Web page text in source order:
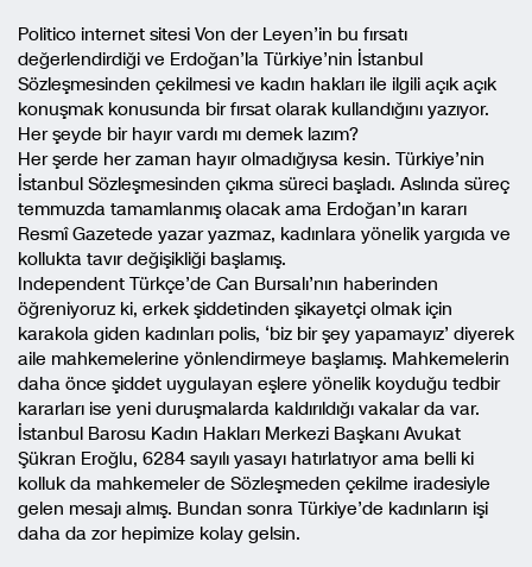
Politico internet sitesi Von der Leyen’in bu fırsatı
değerlendirdiği ve Erdoğan’la Türkiye’nin İstanbul
Sözleşmesinden çekilmesi ve kadın hakları ile ilgili açık açık
konuşmak konusunda bir fırsat olarak kullandığını yazıyor.
Her şeyde bir hayır vardı mı demek lazım?
Her şerde her zaman hayır olmadığıysa kesin. Türkiye’nin
İstanbul Sözleşmesinden çıkma süreci başladı. Aslında süreç
temmuzda tamamlanmış olacak ama Erdoğan’ın kararı
Resmî Gazetede yazar yazmaz, kadınlara yönelik yargıda ve
kollukta tavır değişikliği başlamış.
Independent Türkçe’de Can Bursalı’nın haberinden
öğreniyoruz ki, erkek şiddetinden şikayetçi olmak için
karakola giden kadınları polis, ‘biz bir şey yapamayız’ diyerek
aile mahkemelerine yönlendirmeye başlamış. Mahkemelerin
daha önce şiddet uygulayan eşlere yönelik koyduğu tedbir
kararları ise yeni duruşmalarda kaldırıldığı vakalar da var.
İstanbul Barosu Kadın Hakları Merkezi Başkanı Avukat
Şükran Eroğlu, 6284 sayılı yasayı hatırlatıyor ama belli ki
kolluk da mahkemeler de Sözleşmeden çekilme iradesiyle
gelen mesajı almış. Bundan sonra Türkiye’de kadınların işi
daha da zor hepimize kolay gelsin.